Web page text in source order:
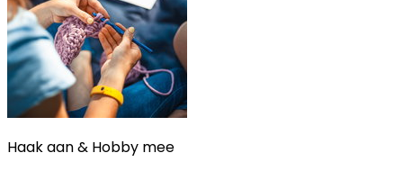
Haak aan & Hobby mee